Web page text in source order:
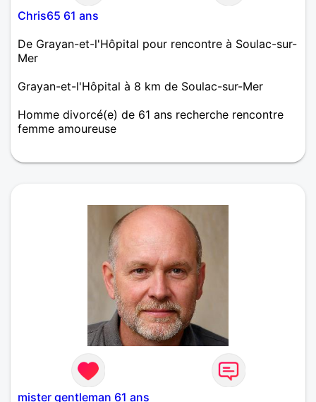
Chris65 61 ans
De Grayan-et-l'Hôpital pour rencontre à Soulac-sur-
Mer
Grayan-et-l'Hôpital à 8 km de Soulac-sur-Mer
Homme divorcé(e) de 61 ans recherche rencontre
femme amoureuse
mister gentleman 61 ans